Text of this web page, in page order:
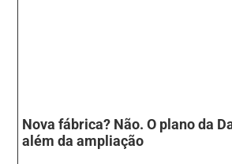
Nova fábrica? Não. O plano da
além da ampliação